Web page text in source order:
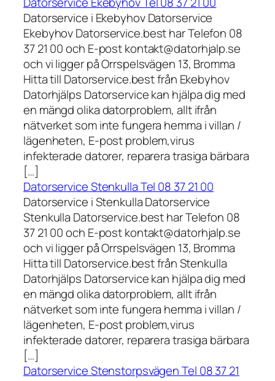
Datorservice i Ekebyhov Datorservice
Ekebyhov Datorservice.best har Telefon 08
37 21 00 och E-post kontakt@datorhjalp.se
och vi ligger på Orrspelsvägen 13, Bromma
Hitta till Datorservice.best från Ekebyhov
Datorhjälps Datorservice kan hjälpa dig med
en mängd olika datorproblem, allt ifrån
nätverket som inte fungera hemma i villan /
lägenheten, E-post problem,virus
infekterade datorer, reparera trasiga bärbara
[…]
Datorservice Stenkulla Tel 08 37 21 00
Datorservice i Stenkulla Datorservice
Stenkulla Datorservice.best har Telefon 08
37 21 00 och E-post kontakt@datorhjalp.se
och vi ligger på Orrspelsvägen 13, Bromma
Hitta till Datorservice.best från Stenkulla
Datorhjälps Datorservice kan hjälpa dig med
en mängd olika datorproblem, allt ifrån
nätverket som inte fungera hemma i villan /
lägenheten, E-post problem,virus
infekterade datorer, reparera trasiga bärbara
[…]
Datorservice Stenstorpsvägen Tel 08 37 21